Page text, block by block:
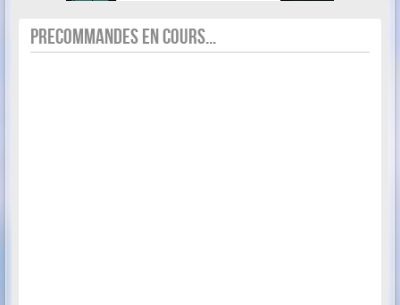
PRECOMMANDES EN COURS...